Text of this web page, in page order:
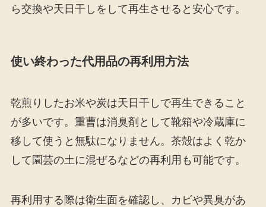
ら交換や天日干しをして再生させると安心です。
使い終わった代用品の再利用方法
乾煎りしたお米や炭は天日干しで再生できること
が多いです。重曹は消臭剤として靴箱や冷蔵庫に
移して使うと無駄になりません。茶殻はよく乾か
して園芸の土に混ぜるなどの再利用も可能です。
再利用する際は衛生面を確認し、カビや異臭があ